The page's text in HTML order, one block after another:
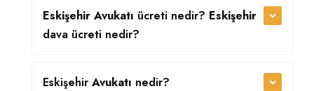
Eskişehir Avukatı ücreti nedir? Eskişehir
dava ücreti nedir?
Eskişehir Avukatı nedir?